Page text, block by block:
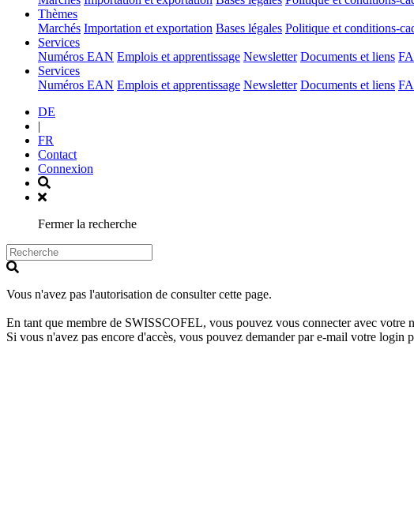
Thèmes(current)
Marchés Importation et exportation Bases légales Politique et conditions-
Services(current)
Numéros EAN Emplois et apprentissage Newsletter Documents et liens
Services(current)
Numéros EAN Emplois et apprentissage Newsletter Documents et liens
DE
|
FR
Contact
Connexion
Fermer la recherche
Vous n'avez pas l'autorisation de consulter cette page.
En tant que membre de SWISSCOFEL, vous pouvez vous connecter avec votre
Si vous n'avez pas encore d'accès, vous pouvez demander par e-mail votre login